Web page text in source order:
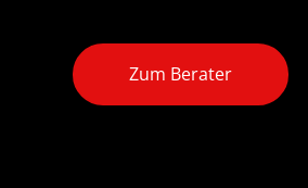
Zum Berater